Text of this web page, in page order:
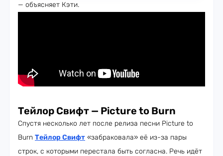
— объясняет Кэти.
Тейлор Свифт — Picture to Burn
Спустя несколько лет после релиза песни Picture to
Burn Тейлор Свифт «забраковала» её из-за пары
строк, с которыми перестала быть согласна. Речь идёт